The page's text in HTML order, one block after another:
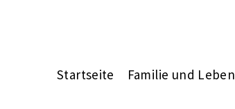
Startseite Familie und Leben